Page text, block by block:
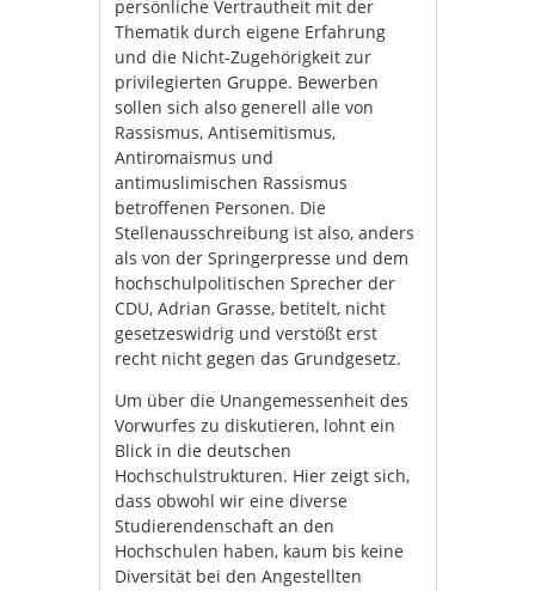
persönliche Vertrautheit mit der
Thematik durch eigene Erfahrung
und die Nicht-Zugehörigkeit zur
privilegierten Gruppe. Bewerben
sollen sich also generell alle von
Rassismus, Antisemitismus,
Antiromaismus und
antimuslimischen Rassismus
betroffenen Personen. Die
Stellenausschreibung ist also, anders
als von der Springerpresse und dem
hochschulpolitischen Sprecher der
CDU, Adrian Grasse, betitelt, nicht
gesetzeswidrig und verstößt erst
recht nicht gegen das Grundgesetz.
Um über die Unangemessenheit des
Vorwurfes zu diskutieren, lohnt ein
Blick in die deutschen
Hochschulstrukturen. Hier zeigt sich,
dass obwohl wir eine diverse
Studierendenschaft an den
Hochschulen haben, kaum bis keine
Diversität bei den Angestellten